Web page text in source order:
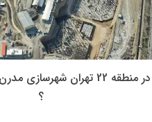
در منطقه 22 تهران
؟